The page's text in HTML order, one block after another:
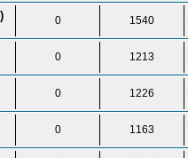
0 1540
0 1213
0 1226
0 1163